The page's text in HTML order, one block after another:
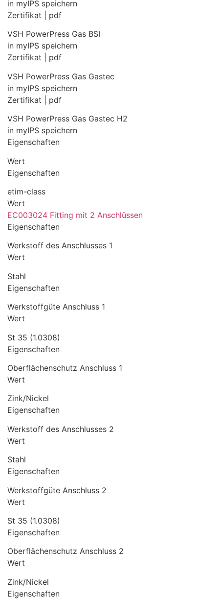
in myIPS speichern
Zertifikat | pdf
VSH PowerPress Gas BSI
in myIPS speichern
Zertifikat | pdf
VSH PowerPress Gas Gastec
in myIPS speichern
Zertifikat | pdf
VSH PowerPress Gas Gastec H2
in myIPS speichern
Eigenschaften
Wert
Eigenschaften
etim-class
Wert
EC003024 Fitting mit 2 Anschlüssen
Eigenschaften
Werkstoff des Anschlusses 1
Wert
Stahl
Eigenschaften
Werkstoffgüte Anschluss 1
Wert
St 35 (1.0308)
Eigenschaften
Oberflächenschutz Anschluss 1
Wert
Zink/Nickel
Eigenschaften
Werkstoff des Anschlusses 2
Wert
Stahl
Eigenschaften
Werkstoffgüte Anschluss 2
Wert
St 35 (1.0308)
Eigenschaften
Oberflächenschutz Anschluss 2
Wert
Zink/Nickel
Eigenschaften